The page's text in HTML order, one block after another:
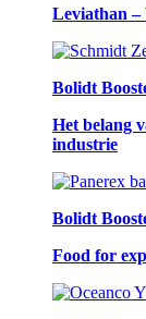
Leviathan –
Bolidt
Het belang
industrie
Bolidt
Food for